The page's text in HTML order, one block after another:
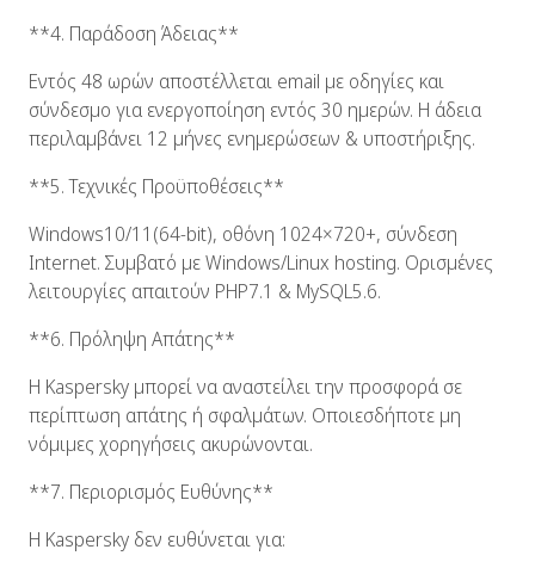
**4. Παράδοση Άδειας**
Εντός 48 ωρών αποστέλλεται email με οδηγίες και
σύνδεσμο για ενεργοποίηση εντός 30 ημερών. Η άδεια
περιλαμβάνει 12 μήνες ενημερώσεων & υποστήριξης.
**5. Τεχνικές Προϋποθέσεις**
Windows10/11(64-bit), οθόνη 1024×720+, σύνδεση
Internet. Συμβατό με Windows/Linux hosting. Ορισμένες
λειτουργίες απαιτούν PHP7.1 & MySQL5.6.
**6. Πρόληψη Απάτης**
Η Kaspersky μπορεί να αναστείλει την προσφορά σε
περίπτωση απάτης ή σφαλμάτων. Οποιεσδήποτε μη
νόμιμες χορηγήσεις ακυρώνονται.
**7. Περιορισμός Ευθύνης**
Η Kaspersky δεν ευθύνεται για: